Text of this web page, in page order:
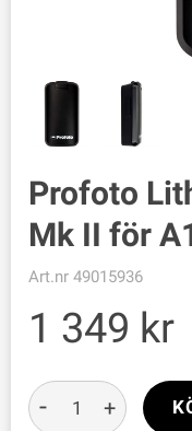
Profoto
Mk II för
Art.nr 49015936
1 349
- +